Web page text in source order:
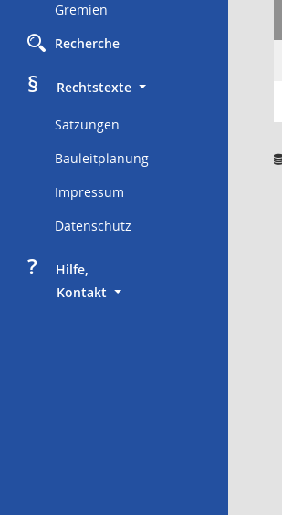
Gremien
Recherche
§
     Rechtstexte
Satzungen
Bauleitplanung
Impressum
Datenschutz
?
     Hilfe,
Kontakt